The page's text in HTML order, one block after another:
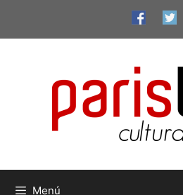
contingut
Menú